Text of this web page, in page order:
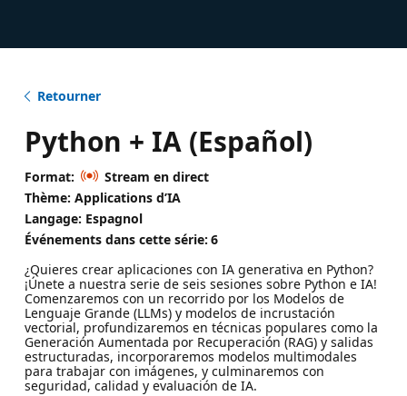
Retourner
Python + IA (Español)
Format:
Stream en direct
Thème: Applications d’IA
Langage: Espagnol
Événements dans cette série: 6
¿Quieres crear aplicaciones con IA generativa en Python?
¡Únete a nuestra serie de seis sesiones sobre Python e IA!
Comenzaremos con un recorrido por los Modelos de
Lenguaje Grande (LLMs) y modelos de incrustación
vectorial, profundizaremos en técnicas populares como la
Generación Aumentada por Recuperación (RAG) y salidas
estructuradas, incorporaremos modelos multimodales
para trabajar con imágenes, y culminaremos con
seguridad, calidad y evaluación de IA.